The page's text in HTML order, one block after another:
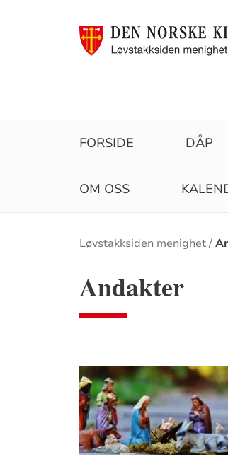
FORSIDE DÅP
OM OSS
Løvstakksiden menighet
Andakter